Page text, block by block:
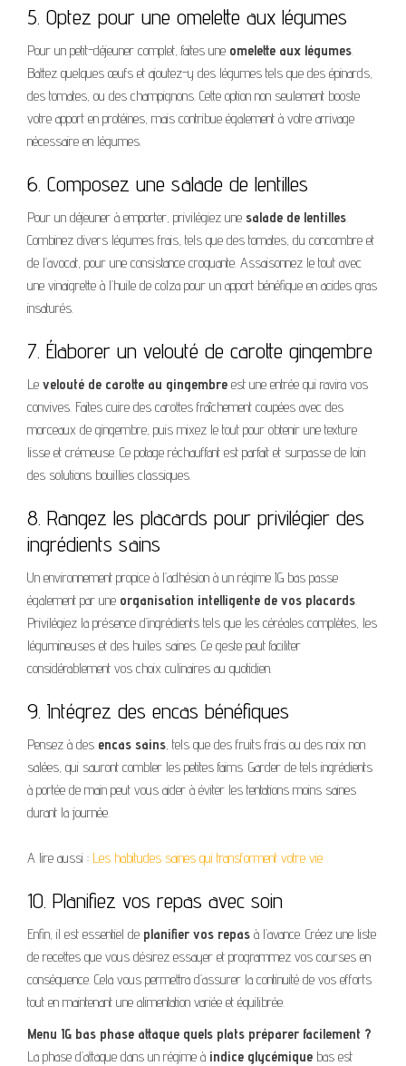
5. Optez pour une omelette aux légumes
Pour un petit-déjeuner complet, faites une omelette aux légumes.
Battez quelques œufs et ajoutez-y des légumes tels que des épinards,
des tomates, ou des champignons. Cette option non seulement booste
votre apport en protéines, mais contribue également à votre arrivage
nécessaire en légumes.
6. Composez une salade de lentilles
Pour un déjeuner à emporter, privilégiez une salade de lentilles.
Combinez divers légumes frais, tels que des tomates, du concombre et
de l’avocat, pour une consistance croquante. Assaisonnez le tout avec
une vinaigrette à l’huile de colza pour un apport bénéfique en acides gras
insaturés.
7. Élaborer un velouté de carotte gingembre
Le velouté de carotte au gingembre est une entrée qui ravira vos
convives. Faites cuire des carottes fraîchement coupées avec des
morceaux de gingembre, puis mixez le tout pour obtenir une texture
lisse et crémeuse. Ce potage réchauffant est parfait et surpasse de loin
des solutions bouillies classiques.
8. Rangez les placards pour privilégier des
ingrédients sains
Un environnement propice à l’adhésion à un régime IG bas passe
également par une organisation intelligente de vos placards.
Privilégiez la présence d’ingrédients tels que les céréales complètes, les
légumineuses et des huiles saines. Ce geste peut faciliter
considérablement vos choix culinaires au quotidien.
9. Intégrez des encas bénéfiques
Pensez à des encas sains, tels que des fruits frais ou des noix non
salées, qui sauront combler les petites faims. Garder de tels ingrédients
à portée de main peut vous aider à éviter les tentations moins saines
durant la journée.
A lire aussi : Les habitudes saines qui transforment votre vie
10. Planifiez vos repas avec soin
Enfin, il est essentiel de planifier vos repas à l’avance. Créez une liste
de recettes que vous désirez essayer et programmez vos courses en
conséquence. Cela vous permettra d’assurer la continuité de vos efforts
tout en maintenant une alimentation variée et équilibrée.
Menu IG bas phase attaque quels plats préparer facilement ?
La phase d’attaque dans un régime à indice glycémique bas est